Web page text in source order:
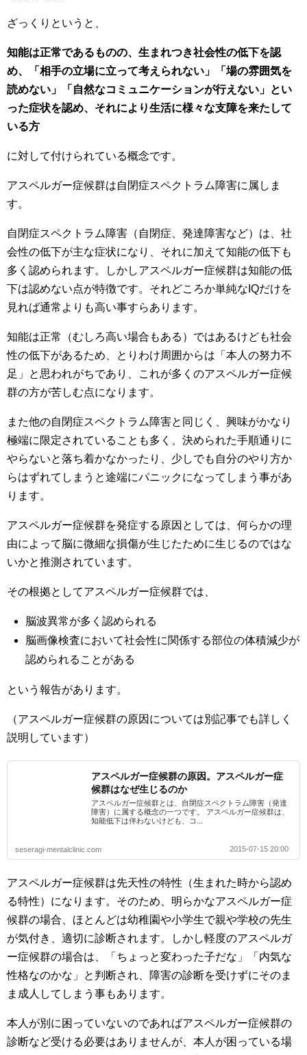
ざっくりというと、
知能は正常であるものの、生まれつき社会性の低下を認
め、「相手の立場に立って考えられない」「場の雰囲気を
読めない」「自然なコミュニケーションが行えない」とい
った症状を認め、それにより生活に様々な支障を来たして
いる方
に対して付けられている概念です。
アスペルガー症候群は自閉症スペクトラム障害に属しま
す。
自閉症スペクトラム障害（自閉症、発達障害など）は、社
会性の低下が主な症状になり、それに加えて知能の低下も
多く認められます。しかしアスペルガー症候群は知能の低
下は認めない点が特徴です。それどころか単純なIQだけを
見れば通常よりも高い事すらあります。
知能は正常（むしろ高い場合もある）ではあるけども社会
性の低下があるため、とりわけ周囲からは「本人の努力不
足」と思われがちであり、これが多くのアスペルガー症候
群の方が苦しむ点になります。
また他の自閉症スペクトラム障害と同じく、興味がかなり
極端に限定されていることも多く、決められた手順通りに
やらないと落ち着かなかったり、少しでも自分のやり方か
らはずれてしまうと途端にパニックになってしまう事があ
ります。
アスペルガー症候群を発症する原因としては、何らかの理
由によって脳に微細な損傷が生じたために生じるのではな
いかと推測されています。
その根拠としてアスペルガー症候群では、
脳波異常が多く認められる
脳画像検査において社会性に関係する部位の体積減少が
認められることがある
という報告があります。
（アスペルガー症候群の原因については別記事でも詳しく
説明しています）
アスペルガー症候群の原因。アスペルガー症
候群はなぜ生じるのか
アスペルガー症候群とは、自閉症スペクトラム障害（発達
障害）に属する概念の一つです。 アスペルガー症候群は、
知能低下は伴わないけども、コ...
seseragi-mentalclinic.com 2015-07-15 20:00
アスペルガー症候群は先天性の特性（生まれた時から認め
る特性）になります。そのため、明らかなアスペルガー症
候群の場合、ほとんどは幼稚園や小学生で親や学校の先生
が気付き、適切に診断されます。しかし軽度のアスペルガ
ー症候群の場合は、「ちょっと変わった子だな」「内気な
性格なのかな」と判断され、障害の診断を受けずにそのま
ま成人してしまう事もあります。
本人が別に困っていないのであればアスペルガー症候群の
診断など受ける必要はありませんが、本人が困っている場